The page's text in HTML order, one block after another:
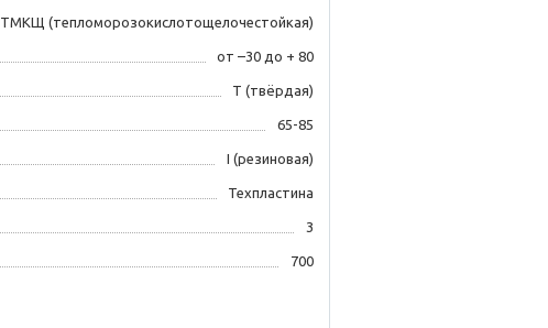
ТМКЩ (тепломорозокислотощелочестойкая)
от –30 до + 80
Т (твёрдая)
65-85
I (резиновая)
Техпластина
3
700